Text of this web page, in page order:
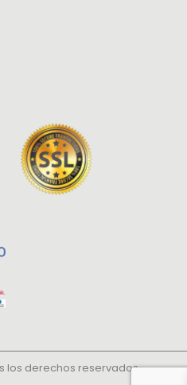
los derechos reservados.